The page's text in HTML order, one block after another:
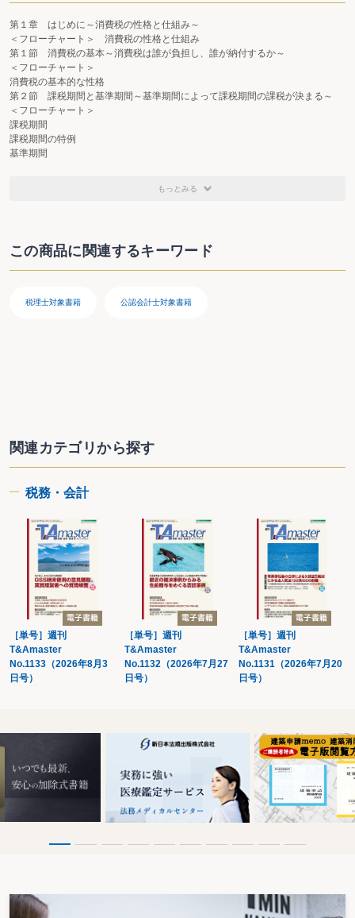
第１章 はじめに～消費税の性格と仕組み～
＜フローチャート＞ 消費税の性格と仕組み
第１節 消費税の基本～消費税は誰が負担し、誰が納付するか～
＜フローチャート＞
消費税の基本的な性格
第２節 課税期間と基準期間～基準期間によって課税期間の課税が決まる～
＜フローチャート＞
課税期間
課税期間の特例
基準期間
＜フローチャート＞
納税義務者
第２節 納税義務の免除～消費税の申告が免除される者～
＜フローチャート＞
課税を選択した事業者が調整対象固定資産を取得した場合
資本金1000万円以上等の新設法人に対する適用制限
第３章 課税取引の判定～消費税がかかる取引、かからない取引～
第１節 資産の譲渡等に係る課税の対象～消費税がかかる取引～
＜フローチャート＞
国内取引の判定
事業及び事業者の判定
対価を得て行うものの判定
資産の譲渡等
資産の譲渡等に含まれるもの
資産の譲渡とみなされるもの
資産の譲渡等に含まれる付随行為
第２節 国境を越えた役務の提供～リバースチャージ方式とは～
＜フローチャート＞
インターネット等を通じた電子商取引
土地の譲渡及び貸付け
有価証券等及び支払手段の譲渡
利子、保証料及び保険料等
郵便切手類、印紙及び証紙、物品切手等の譲渡
国等の手数料等
消費税の輸出免税取引
輸出取引等の免税
もっとみる
この商品に関連するキーワード
税理士対象書籍 公認会計士対象書籍
関連カテゴリから探す
税務・会計
［単号］週刊
T&Amaster
No.1133（2026年8月3
日号）
［単号］週刊
T&Amaster
No.1132（2026年7月27
日号）
［単号］週刊
T&Amaster
No.1131（2026年7月20
日号）